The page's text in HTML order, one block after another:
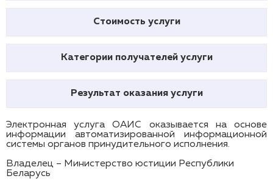
Стоимость услуги
Категории получателей услуги
Результат оказания услуги
Электронная услуга ОАИС оказывается на основе
информации автоматизированной информационной
системы органов принудительного исполнения.
Владелец – Министерство юстиции Республики
Беларусь